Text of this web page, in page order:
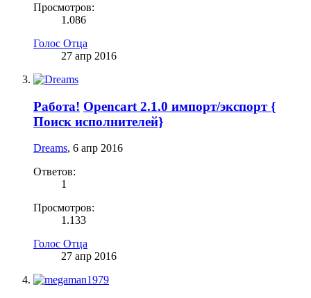
Просмотров:
1.086
Голос Отца
27 апр 2016
Работа! Opencart 2.1.0 импорт/экспорт {
Поиск исполнителей}
Dreams, 6 апр 2016
Ответов:
1
Просмотров:
1.133
Голос Отца
27 апр 2016